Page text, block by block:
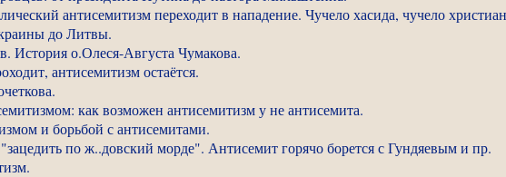
антисемитизм переходит в нападение. Чучело хасида, чучело
до Литвы.
История о.Олеся-Августа Чумакова.
антисемитизм остаётся.
как возможен антисемитизм у не антисемита.
и борьбой с антисемитами.
по ж..довский морде". Антисемит горячо борется с Гундяевым и пр.